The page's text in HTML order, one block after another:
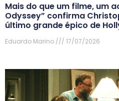
Mais do que um filme, um
Odyssey” confirma
último grande épico de
Eduardo Marino 17/07/2026